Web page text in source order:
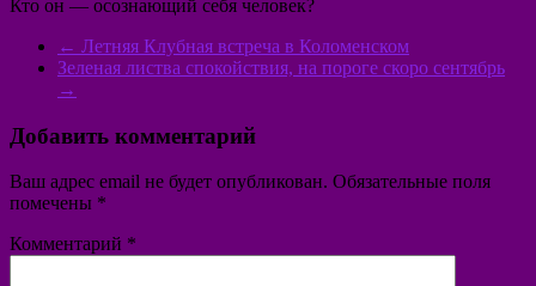
Кто он — осознающий себя человек?
← Летняя Клубная встреча в Коломенском
Зеленая листва спокойствия, на пороге скоро сентябрь
→
Добавить комментарий
Ваш адрес email не будет опубликован. Обязательные поля
помечены *
Комментарий *